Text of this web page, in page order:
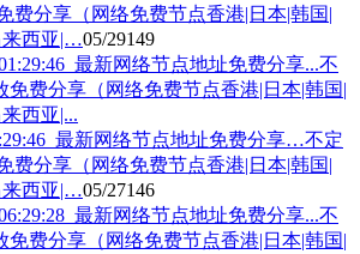
费分享（网络免费节点香港|日本|韩国|
来西亚|…05/29149
最新网络节点地址免费分享…不定
费分享（网络免费节点香港|日本|韩国|
来西亚|…05/27146